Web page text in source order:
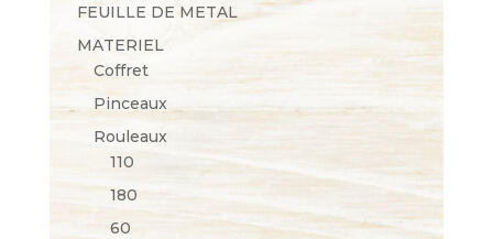
FEUILLE DE METAL
MATERIEL
Coffret
Pinceaux
Rouleaux
110
180
60